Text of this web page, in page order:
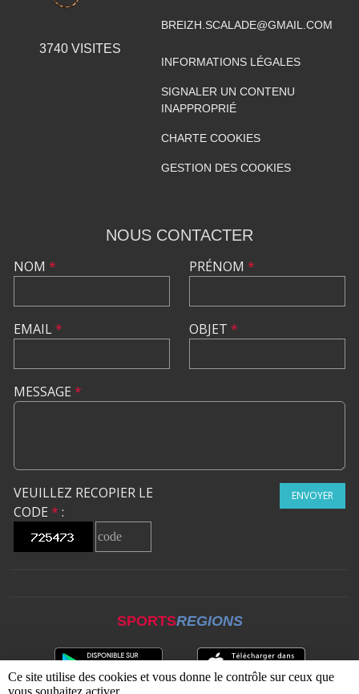
3740 VISITES
BREIZH.SCALADE@GMAIL.COM
INFORMATIONS LÉGALES
SIGNALER UN CONTENU
INAPPROPRIÉ
CHARTE COOKIES
GESTION DES COOKIES
NOUS CONTACTER
NOM *
EMAIL*
PRÉNOM *
OBJET *
MESSAGE *
VEUILLEZ RECOPIER LE
CODE * :
ENVOYER
SPORTSREGIONS
Ce site utilise des cookies et vous donne le contrôle sur ceux que
vous souhaitez activer